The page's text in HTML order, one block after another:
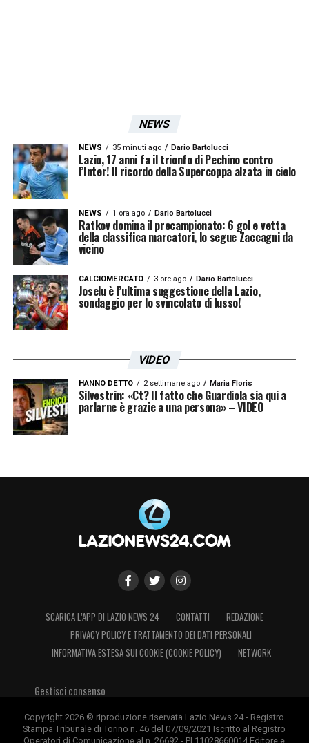
dentro e fuori dal campo.
LA PLAYLIST DELLE NOSTRE TOP NEWS
NEWS
NEWS 35 minuti ago Dario Bartolucci
Lazio, 17 anni fa il trionfo di Pechino contro
l’Inter! Il ricordo della Supercoppa alzata in cielo
NEWS 1 ora ago Dario Bartolucci
Ratkov domina il precampionato: 6 gol e vetta
della classifica marcatori, lo segue Zaccagni da
vicino
CALCIOMERCATO 3 ore ago Dario Bartolucci
Joselu è l’ultima suggestione della Lazio,
sondaggio per lo svincolato di lusso!
VIDEO
HANNO DETTO 2 settimane ago Maria Floris
Silvestrin: «Ct? Il fatto che Guardiola sia qui a
parlarne è grazie a una persona» – VIDEO
SCARICA L’APP DI LAZIO NEWS 24 CONTATTI
REDAZIONE
PRIVACY POLICY E TRATTAMENTO DEI DATI PERSONALI
INFORMATIVA ESTESA SUI COOKIE (COOKIE POLICY)
NETWORK
Gestisci consenso
Copyright 2026 © riproduzione riservata Lazio News 24 - Registro
Stampa Tribunale di Torino n. 46 del 07/09/2021 Iscritto al Registro
Operatori di Comunicazione al n. 26692 - PI 11028660014 Editore e